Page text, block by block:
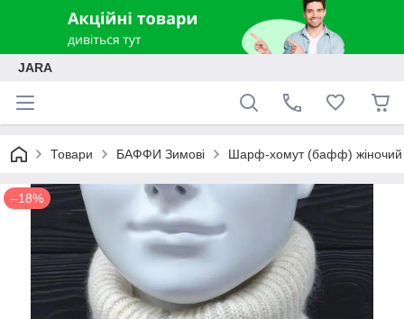
JARA
Товари БАФФИ Зимові Шарф-хомут (бафф) жіночий
–18%